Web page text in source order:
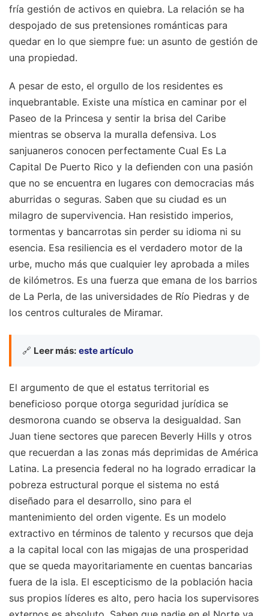
fría gestión de activos en quiebra. La relación se ha
despojado de sus pretensiones románticas para
quedar en lo que siempre fue: un asunto de gestión de
una propiedad.
A pesar de esto, el orgullo de los residentes es
inquebrantable. Existe una mística en caminar por el
Paseo de la Princesa y sentir la brisa del Caribe
mientras se observa la muralla defensiva. Los
sanjuaneros conocen perfectamente Cual Es La
Capital De Puerto Rico y la defienden con una pasión
que no se encuentra en lugares con democracias más
aburridas o seguras. Saben que su ciudad es un
milagro de supervivencia. Han resistido imperios,
tormentas y bancarrotas sin perder su idioma ni su
esencia. Esa resiliencia es el verdadero motor de la
urbe, mucho más que cualquier ley aprobada a miles
de kilómetros. Es una fuerza que emana de los barrios
de La Perla, de las universidades de Río Piedras y de
los centros culturales de Miramar.
🔗 Leer más: este artículo
El argumento de que el estatus territorial es
beneficioso porque otorga seguridad jurídica se
desmorona cuando se observa la desigualdad. San
Juan tiene sectores que parecen Beverly Hills y otros
que recuerdan a las zonas más deprimidas de América
Latina. La presencia federal no ha logrado erradicar la
pobreza estructural porque el sistema no está
diseñado para el desarrollo, sino para el
mantenimiento del orden vigente. Es un modelo
extractivo en términos de talento y recursos que deja
a la capital local con las migajas de una prosperidad
que se queda mayoritariamente en cuentas bancarias
fuera de la isla. El escepticismo de la población hacia
sus propios líderes es alto, pero hacia los supervisores